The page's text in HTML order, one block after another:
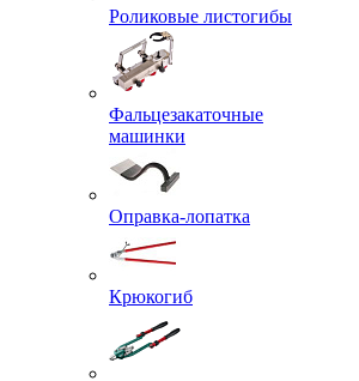
Роликовые листогибы
Фальцезакаточные
машинки
Оправка-лопатка
Крюкогиб